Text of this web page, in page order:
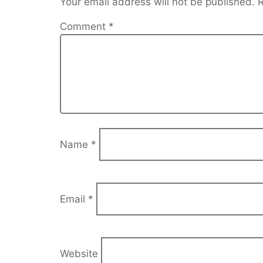
Comment *
Name *
Email *
Website